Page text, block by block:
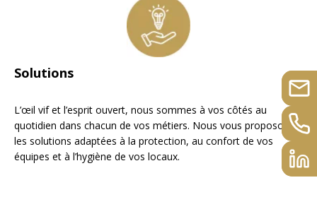
Solutions
L’œil vif et l’esprit ouvert, nous sommes à vos côtés au
quotidien dans chacun de vos métiers. Nous vous proposons
les solutions adaptées à la protection, au confort de vos
équipes et à l’hygiène de vos locaux.